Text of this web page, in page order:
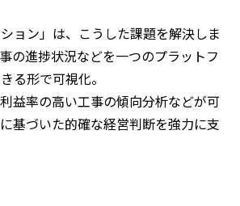
ョン」は、こうした課題を解決しま
の進捗状況などを一つのプラットフ
る形で可視化。
益率の高い工事の傾向分析などが可
基づいた的確な経営判断を強力に支